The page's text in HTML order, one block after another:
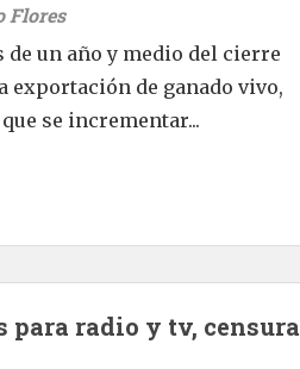
Flores
de un año y medio del cierre
exportación de ganado vivo,
se incrementar...
para radio y tv, censura